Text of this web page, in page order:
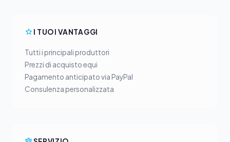
I TUOI VANTAGGI
Tutti i principali produttori
Prezzi di acquisto equi
Pagamento anticipato via PayPal
Consulenza personalizzata